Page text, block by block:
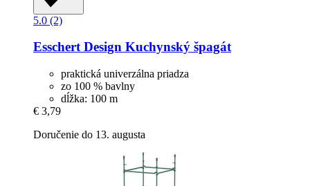
5.0 (2)
Esschert Design Kuchynský špagát
praktická univerzálna priadza
zo 100 % bavlny
dĺžka: 100 m
€ 3,79
Doručenie do 13. augusta